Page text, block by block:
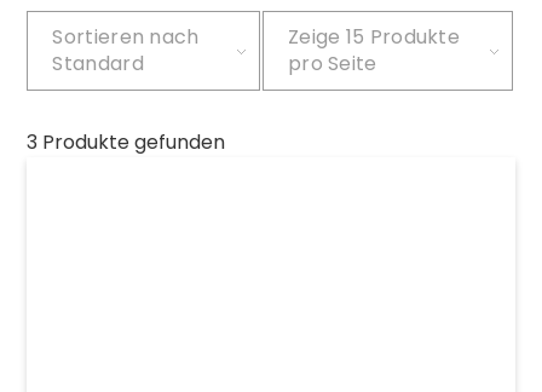
Sortieren nach
Standard
Zeige 15 Produkte
pro Seite
3 Produkte gefunden